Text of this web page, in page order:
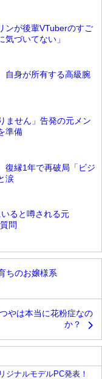
ンが後輩VTuberのすご
づいてない」
自身が所有する高級腕
ません」告発の元メン
準備
復縁1年で再破局「ビジ
涙
ると噂される元
問
ちのお嬢様系
やは本当に花粉症なの
か？
ジナルモデルPC発表！